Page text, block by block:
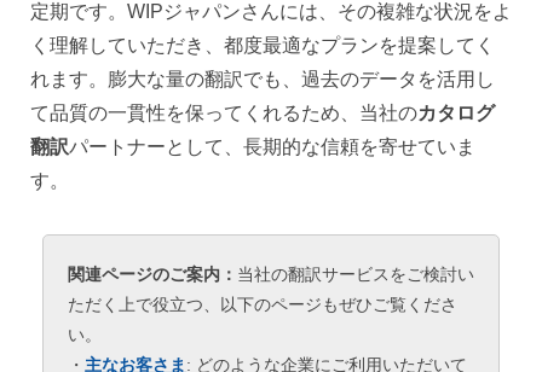
定期です。WIPジャパンさんには、その複雑な状況をよ
く理解していただき、都度最適なプランを提案してく
れます。膨大な量の翻訳でも、過去のデータを活用し
て品質の一貫性を保ってくれるため、当社のカタログ
翻訳パートナーとして、長期的な信頼を寄せていま
す。
関連ページのご案内： 当社の翻訳サービスをご検討い
ただく上で役立つ、以下のページもぜひご覧くださ
い。
・ 主なお客さま : どのような企業にご利用いただいて